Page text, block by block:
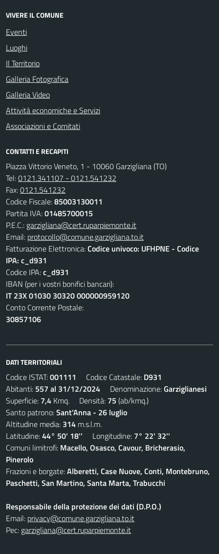
VIVERE IL COMUNE
Eventi
Luoghi
Il Territorio
Galleria Fotografica
Galleria Video
Attività economiche e Servizi
Associazioni e Comitati
CONTATTI E RECAPITI
Piazza Vittorio Veneto, 1 - 10060 Garzigliana (TO)
Tel:0121.341107 - 0121.541232
Fax:0121.541232
Codice Fiscale:85003130011
Partita IVA:01485700015
P.E.C.: garzigliana@cert.ruparpiemonte.it
Email: protocollo@comune.garzigliana.to.it
Fatturazione Elettronica:Codice univoco: UFHPNE - Codice
IPA: c_d931
Codice IPA:c_d931
IBAN (per i vostri bonifici bancari):
IT 23X 01030 30320 000000959120
Conto Corrente Postale:
30857106
DATI TERRITORIALI
Codice ISTAT:001111 Codice Catastale: D931
Abitanti: 557 al 31/12/2024 Denominazione:Garziglianesi
Superficie: 7,4 Kmq. Densità: 75 (ab/kmq.)
Santo patrono:Sant'Anna - 26 luglio
Altitudine media: 314 m.s.l.m.
Latitudine:44° 50' 18'' Longitudine: 7° 22' 32''
Comuni limitrofi: Macello, Osasco, Cavour, Bricherasio,
Pinerolo
Frazioni e borgate:Alberetti, Case Nuove, Conti, Montebruno,
Paschetti, San Martino, Santa Marta, Trabucchi
Responsabile della protezione dei dati (D.P.O.)
Email: privacy@comune.garzigliana.to.it
Pec: garzigliana@cert.ruparpiemonte.it